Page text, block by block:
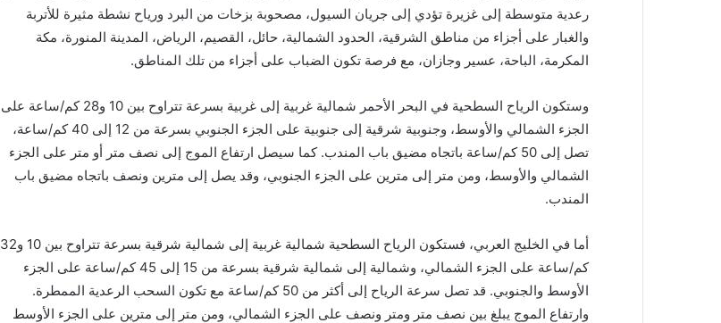
رعدية متوسطة إلى غزيرة تؤدي إلى جريان السيول، مصحوبة بزخات من البرد ورياح نشطة مثيرة للأتربة
والغبار على أجزاء من مناطق الشرقية، الحدود الشمالية، حائل، القصيم، الرياض، المدينة المنورة، مكة
المكرمة، الباحة، عسير وجازان، مع فرصة تكون الضباب على أجزاء من تلك المناطق.
وستكون الرياح السطحية في البحر الأحمر شمالية غربية إلى غربية بسرعة تتراوح بين 10 و28 كم/ساعة على
الجزء الشمالي والأوسط، وجنوبية شرقية إلى جنوبية على الجزء الجنوبي بسرعة من 12 إلى 40 كم/ساعة،
تصل إلى 50 كم/ساعة باتجاه مضيق باب المندب. كما سيصل ارتفاع الموج إلى نصف متر أو متر على الجزء
الشمالي والأوسط، ومن متر إلى مترين على الجزء الجنوبي، وقد يصل إلى مترين ونصف باتجاه مضيق باب
المندب.
أما في الخليج العربي، فستكون الرياح السطحية شمالية غربية إلى شمالية شرقية بسرعة تتراوح بين 10 و32
كم/ساعة على الجزء الشمالي، وشمالية إلى شمالية شرقية بسرعة من 15 إلى 45 كم/ساعة على الجزء
الأوسط والجنوبي. قد تصل سرعة الرياح إلى أكثر من 50 كم/ساعة مع تكون السحب الرعدية الممطرة.
وارتفاع الموج يبلغ بين نصف متر ومتر ونصف على الجزء الشمالي، ومن متر إلى مترين على الجزء الأوسط